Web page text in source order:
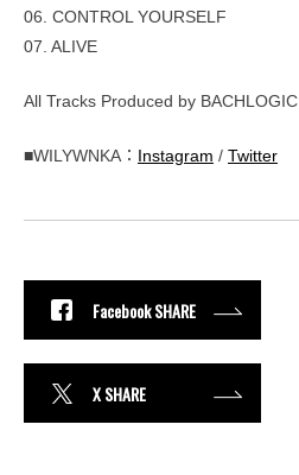
06. CONTROL YOURSELF
07. ALIVE
All Tracks Produced by BACHLOGIC
■WILYWNKA： Instagram / Twitter
Facebook SHARE
X SHARE